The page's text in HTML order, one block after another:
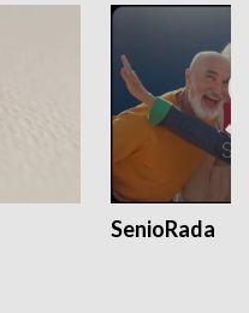
SenioRada